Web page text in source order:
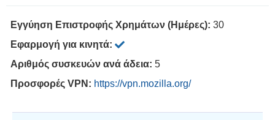
Εγγύηση Επιστροφής Χρημάτων (Ημέρες): 30
Εφαρμογή για κινητά:
Αριθμός συσκευών ανά άδεια: 5
Προσφορές VPN: https://vpn.mozilla.org/